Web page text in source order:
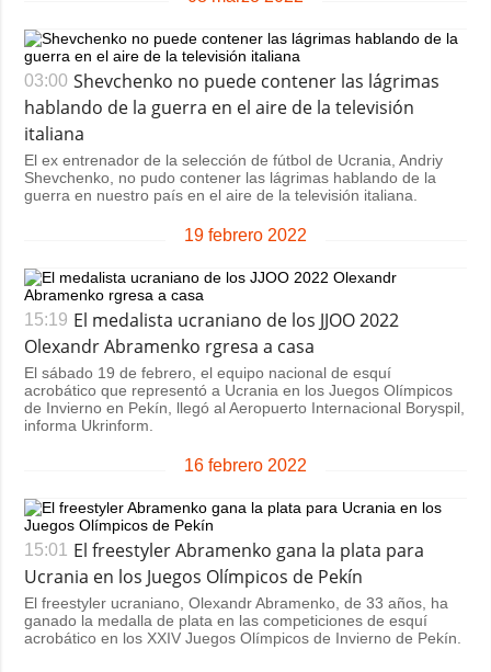
03:00 Shevchenko no puede contener las lágrimas
hablando de la guerra en el aire de la televisión
italiana
El ex entrenador de la selección de fútbol de Ucrania, Andriy
Shevchenko, no pudo contener las lágrimas hablando de la
guerra en nuestro país en el aire de la televisión italiana.
19 febrero 2022
15:19 El medalista ucraniano de los JJOO 2022
Olexandr Abramenko rgresa a casa
El sábado 19 de febrero, el equipo nacional de esquí
acrobático que representó a Ucrania en los Juegos Olímpicos
de Invierno en Pekín, llegó al Aeropuerto Internacional Boryspil,
informa Ukrinform.
16 febrero 2022
15:01
El freestyler Abramenko gana la plata para
Ucrania en los Juegos Olímpicos de Pekín
El freestyler ucraniano, Olexandr Abramenko, de 33 años, ha
ganado la medalla de plata en las competiciones de esquí
acrobático en los XXIV Juegos Olímpicos de Invierno de Pekín.